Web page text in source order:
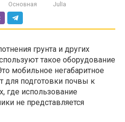
Основная JulIa
грунта и других
такое оборудование
мобильное негабаритное
для подготовки почвы к
где использование
не представляется